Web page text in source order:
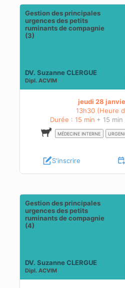
Gestion des principales
urgences des petits
ruminants de compagnie
(3)
DV. Suzanne CLERGUE
Dipl. ACVIM
jeudi 28
13h30 (Heure
Durée : 15 min + 15
MÉDECINE INTERNE
S'inscrire
Gestion des principales
urgences des petits
ruminants de compagnie
(4)
DV. Suzanne CLERGUE
Dipl. ACVIM